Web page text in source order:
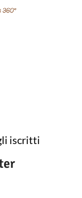
iscritti